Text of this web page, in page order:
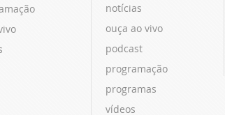
notícias
ouça ao vivo
podcast
programação
programas
vídeos